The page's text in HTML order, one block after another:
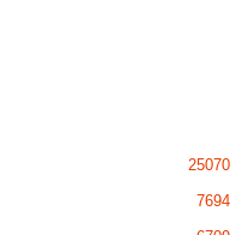
25070
7694